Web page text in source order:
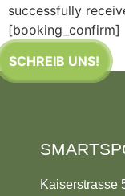
successfully
[booking_confirm]
SCHREIB UNS!
Kaiserstrasse